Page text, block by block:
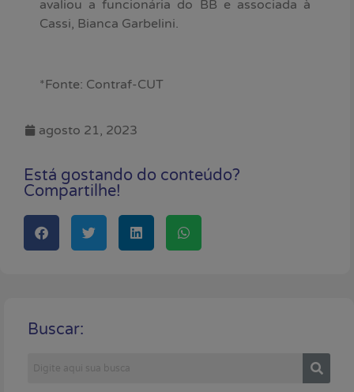
avaliou a funcionária do BB e associada à
Cassi, Bianca Garbelini.
*Fonte: Contraf-CUT
agosto 21, 2023
Está gostando do conteúdo?
Compartilhe!
Buscar: